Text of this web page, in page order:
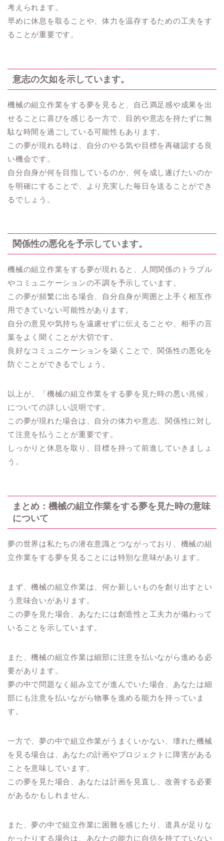
考えられます。
早めに休息を取ることや、体力を温存するための工夫をす
ることが重要です。
意志の欠如を示しています。
機械の組立作業をする夢を見ると、自己満足感や成果を出
せることに喜びを感じる一方で、目的や意志を持たずに無
駄な時間を過ごしている可能性もあります。
この夢が現れる時は、自分のやる気や目標を再確認する良
い機会です。
自分自身が何を目指しているのか、何を成し遂げたいのか
を明確にすることで、より充実した毎日を送ることができ
るでしょう。
関係性の悪化を予示しています。
機械の組立作業をする夢が現れると、人間関係のトラブル
やコミュニケーションの不調を予示しています。
この夢が頻繁に出る場合、自分自身が周囲と上手く相互作
用できていない可能性があります。
自分の意見や気持ちを遠慮せずに伝えることや、相手の言
葉をよく聞くことが大切です。
良好なコミュニケーションを築くことで、関係性の悪化を
防ぐことができるでしょう。
以上が、「機械の組立作業をする夢を見た時の悪い兆候」
についての詳しい説明です。
この夢が現れた場合は、自分の体力や意志、関係性に対し
て注意を払うことが重要です。
しっかりと休息を取り、目標を持って前進していきましょ
う。
まとめ：機械の組立作業をする夢を見た時の意味
について
夢の世界は私たちの潜在意識とつながっており、機械の組
立作業をする夢を見ることには特別な意味があります。
まず、機械の組立作業は、何か新しいものを創り出すとい
う意味合いがあります。
この夢を見た場合、あなたには創造性と工夫力が備わって
いることを示しています。
また、機械の組立作業は細部に注意を払いながら進める必
要があります。
夢の中で問題なく組み立てが進んでいた場合、あなたは細
部にも注意を払いながら物事を進める能力を持っていま
す。
一方で、夢の中で組立作業がうまくいかない、壊れた機械
を見る場合は、あなたの計画やプロジェクトに障害がある
ことを意味しています。
この夢を見た場合、あなたは計画を見直し、改善する必要
があるかもしれません。
また、夢の中で組立作業に困難を感じたり、道具が足りな
かったりする場合は、あなたの能力に自信を持てていない